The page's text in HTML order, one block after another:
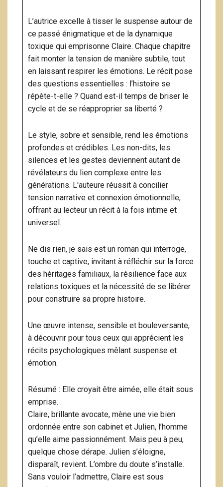
L’autrice excelle à tisser le suspense autour de
ce passé énigmatique et de la dynamique
toxique qui emprisonne Claire. Chaque chapitre
fait monter la tension de manière subtile, tout
en laissant respirer les émotions. Le récit pose
des questions essentielles : l’histoire se
répète-t-elle ? Quand est-il temps de briser le
cycle et de se réapproprier sa liberté ?
Le style, sobre et sensible, rend les émotions
profondes et crédibles. Les non-dits, les
silences et les gestes deviennent autant de
révélateurs du lien complexe entre les
générations. L'auteure réussit à concilier
tension narrative et connexion émotionnelle,
offrant au lecteur un récit à la fois intime et
universel.
Ne dis rien, je sais est un roman qui interroge,
touche et captive, invitant à réfléchir sur la force
des héritages familiaux, la résilience face aux
relations toxiques et la nécessité de se libérer
pour construire sa propre histoire.
Une œuvre intense, sensible et bouleversante,
à découvrir pour tous ceux qui apprécient les
récits psychologiques mêlant suspense et
émotion.
Résumé : Elle croyait être aimée, elle était sous
emprise.
Claire, brillante avocate, mène une vie bien
ordonnée entre son cabinet et Julien, l’homme
qu’elle aime passionnément. Mais peu à peu,
quelque chose dérape. Julien s’éloigne,
disparaît, revient. L’ombre du doute s’installe.
Sans vouloir l’admettre, Claire est sous